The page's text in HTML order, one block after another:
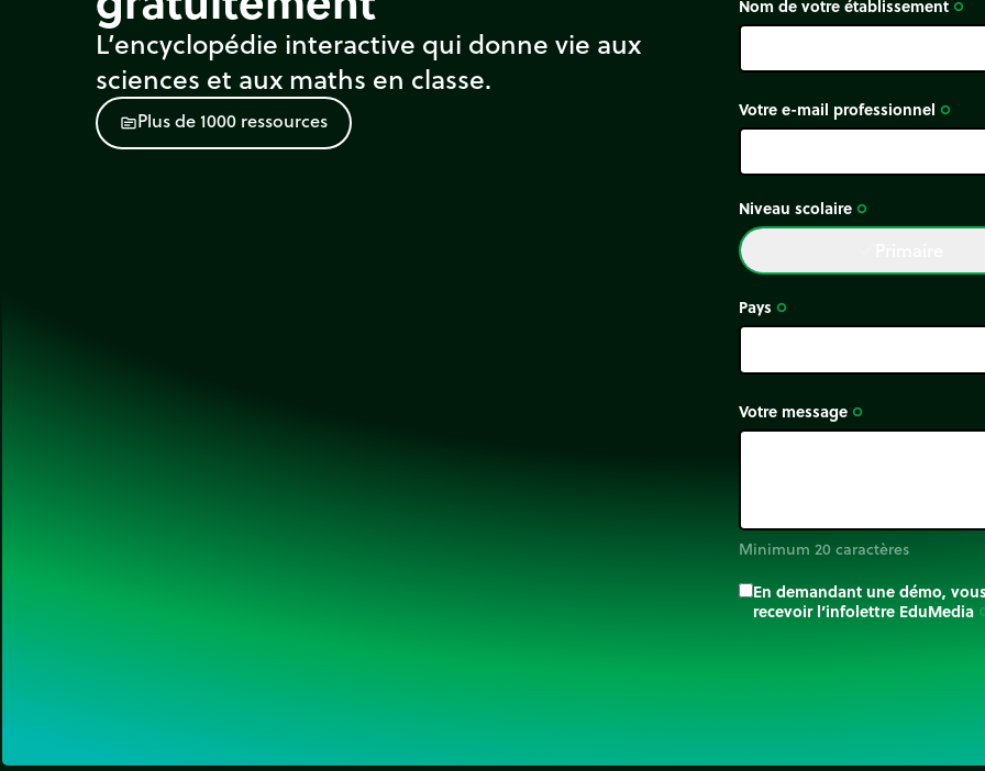
L’encyclopédie interactive qui donne vie aux
sciences et aux maths en classe.
sourcePlusde1000 ressources
Nom de votre établissement trip_origin
Votre e-mail professionnel trip_origin
Niveau scolaire trip_origin
Pays trip_origin
Votre message trip_origin
Minimum 20 caractères
En demandant une démo,
recevoir l’infolettre EduMedia